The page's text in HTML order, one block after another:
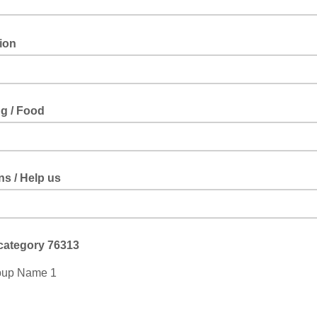
us, what skill set or expertise you are bringing to the Hackdays.
/ Describe your motivation to participate: What do you want to
/ Food
/ Help us
the Energy Data Hackdays?
76313
Name 1